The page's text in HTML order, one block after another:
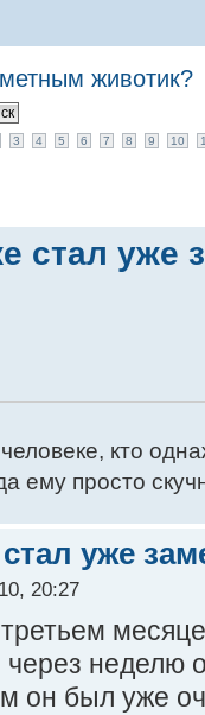
животик?
3 4 5 6 7 8 9 10
стал уже
кто
ему просто
уже
20:27
неделю
он был уже